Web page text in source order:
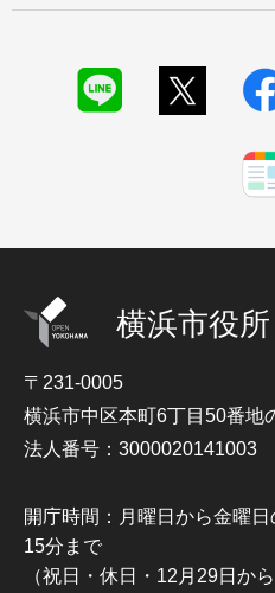
横浜市役所
〒231-0005
横浜市中区本町6丁目50番地
法人番号：3000020141003
開庁時間：月曜日から金曜
15分まで
（祝日・休日・12月29日か